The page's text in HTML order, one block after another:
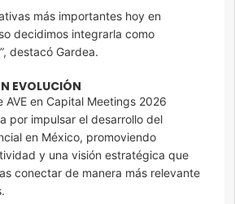
más importantes hoy en
decidimos integrarla como
destacó Gardea.
EVOLUCIÓN
en Capital Meetings 2026
por impulsar el desarrollo del
en México, promoviendo
y una visión estratégica que
conectar de manera más relevante